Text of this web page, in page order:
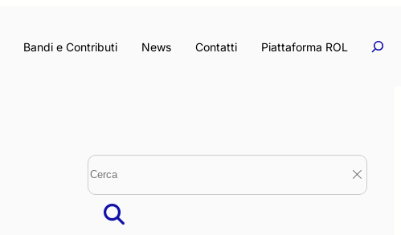
Bandi e Contributi News Contatti Piattaforma ROL